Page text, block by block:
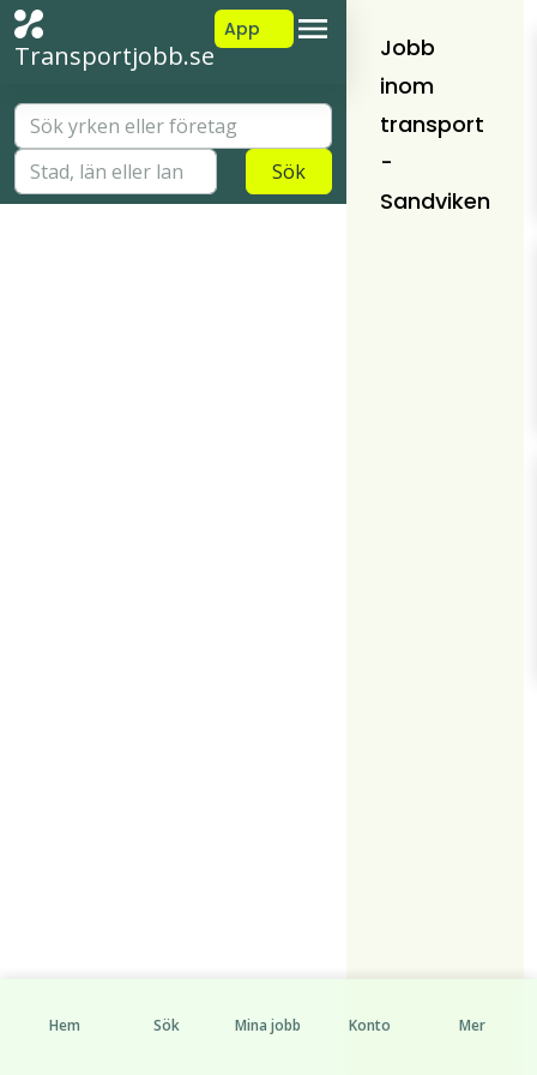
Transportjobb.se
App
Sök
Jobb
inom
transport
-
Sandviken
Hem Sök Mina jobb Konto Mer